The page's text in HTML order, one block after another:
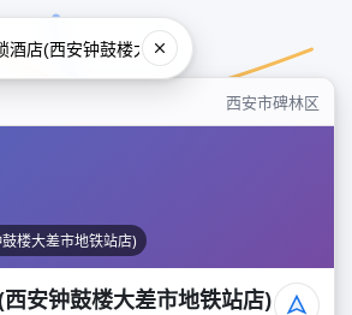
西安市碑林区
楼大差市地铁站店)
安钟鼓楼大差市地铁站店)